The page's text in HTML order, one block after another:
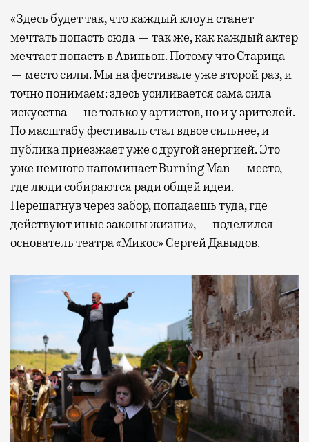
«Здесь будет так, что каждый клоун станет
мечтать попасть сюда — так же, как каждый актер
мечтает попасть в Авиньон. Потому что Старица
— место силы. Мы на фестивале уже второй раз, и
точно понимаем: здесь усиливается сама сила
искусства — не только у артистов, но и у зрителей.
По масштабу фестиваль стал вдвое сильнее, и
публика приезжает уже с другой энергией. Это
уже немного напоминает Burning Man — место,
где люди собираются ради общей идеи.
Перешагнув через забор, попадаешь туда, где
действуют иные законы жизни», — поделился
основатель театра «Микос» Сергей Давыдов.